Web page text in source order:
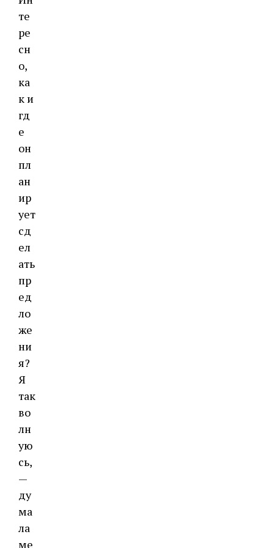
те
ре
сн
о,
ка
к и
гд
е
он
пл
ан
ир
ует
сд
ел
ать
пр
ед
ло
же
ни
я?
Я
так
во
лн
ую
сь,
—
ду
ма
ла
ме